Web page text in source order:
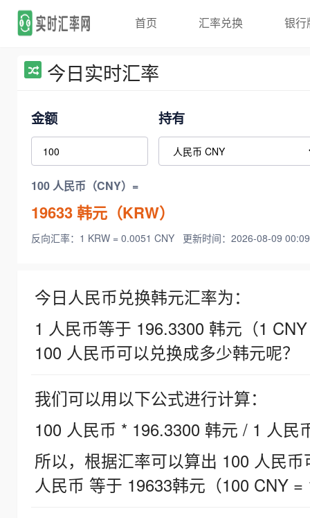
首页 汇率兑换 银行
今日实时汇率
金额 持有
100 人民币（CNY）=
19633韩元（KRW）
反向汇率：1 KRW = 0.0051 CNY 更新时间：2026-08-09
今日人民币兑换韩元汇率为：
1 人民币等于 196.3300 韩元（1
100 人民币可以兑换成多少韩元呢？
我们可以用以下公式进行计算：
100 人民币 * 196.3300 韩元 / 1 人民
所以，根据汇率可以算出 100 人民
人民币 等于 19633韩元（100 CNY =